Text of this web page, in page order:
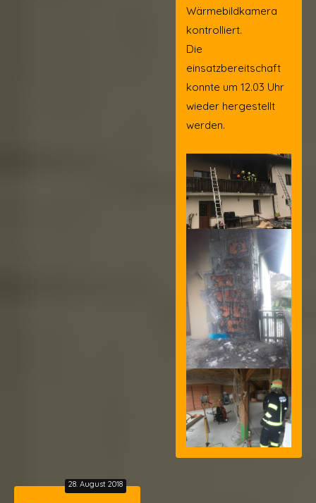
Wärmebildkamera
kontrolliert.
Die
einsatzbereitschaft
konnte um 12.03 Uhr
wieder hergestellt
werden.
28. August 2018